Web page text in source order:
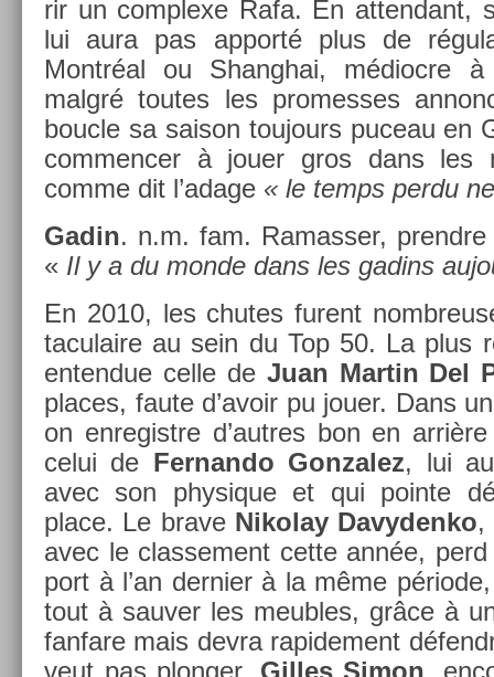
rir un com­plexe Rafa. En at­tendant,
lui aura pas ap­porté plus de
Montréal ou Shanghai, médioc­re
malgré toutes les pro­mes­ses
bouc­le sa saison toujours puceau en
com­menc­er à jouer gros dans les
comme dit l’adage « le temps perdu
Gadin. n.m. fam. Ramass­er,
« Il y a du monde dans les gadins
En 2010, les chutes furent
taculaire au sein du Top 50. La plus
en­ten­due celle de Juan Mar­tin Del
places, faute d’avoir pu jouer. Dans
on en­registre d’aut­res bon en
celui de Fer­nando Gon­zalez, lui
avec son physique et qui poin­te
place. Le braveNikolay Davyden­ko,
avec le clas­se­ment cette année,
port à l’an de­rni­er à la même
tout à sauv­er les meub­les, grâce à
fan­fare mais devra rapide­ment
veut pas plong­er. Gil­les Simon,